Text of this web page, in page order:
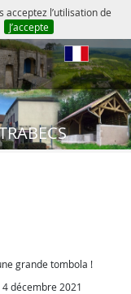
acceptez l’utilisation de
J’accepte
grande tombola !
décembre 2021